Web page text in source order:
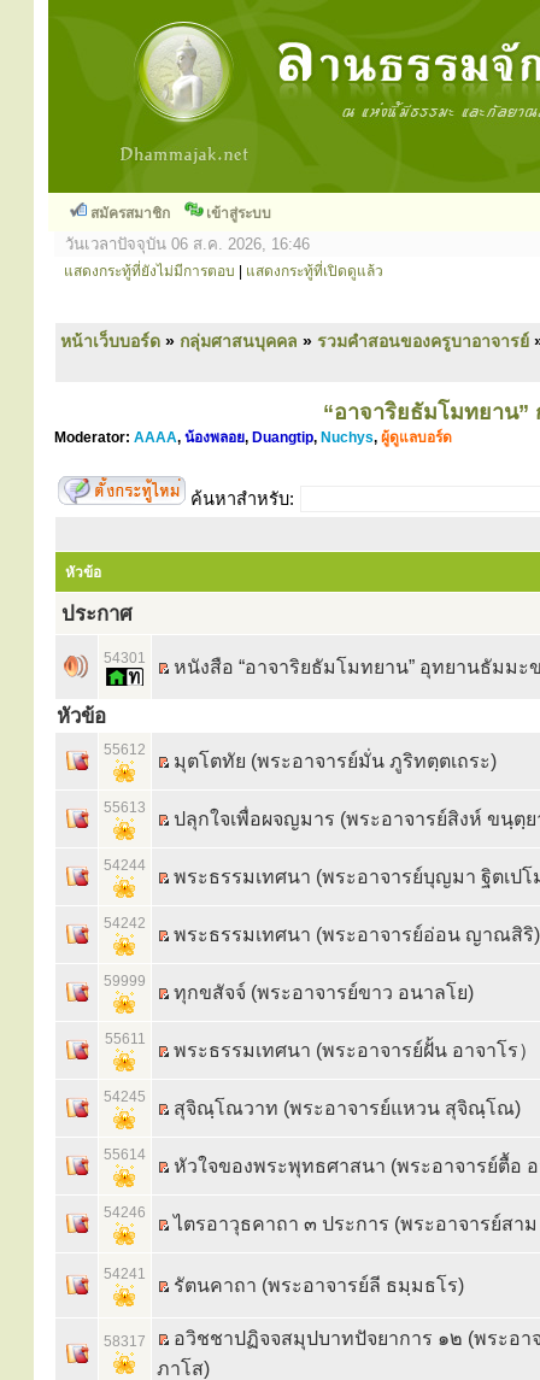
สมัครสมาชิก เข้าสู่ระบบ
วันเวลาปัจจุบัน 06 ส.ค. 2026, 16:46
แสดงกระทู้ที่ยังไม่มีการตอบ แสดงกระทู้ที่เปิดดูแล้ว
หน้าเว็บบอร์ด » กลุ่มศาสนบุคคล » รวมคำสอนของครูบาอาจารย์
“อาจาริยธัมโมทยาน
Moderator: AAAA, น้องพลอย, Duangtip, Nuchys, ผู้ดูแลบอร์ด
ค้นหาสำหรับ:
หัวข้อ
ประกาศ
54301 หนังสือ “อาจาริยธัมโมทยาน” อุทยานธัมมะ
หัวข้อ
55612
มุตโตทัย (พระอาจารย์มั่น ภูริทตฺตเถระ)
55613
ปลุกใจเพื่อผจญมาร (พระอาจารย์สิงห์ ขนฺตฺ
54244
พระธรรมเทศนา (พระอาจารย์บุญมา ฐิตเปโ
54242
พระธรรมเทศนา (พระอาจารย์อ่อน ญาณสิริ)
59999
ทุกขสัจจ์ (พระอาจารย์ขาว อนาลโย)
55611
พระธรรมเทศนา (พระอาจารย์ฝั้น อาจาโร）
54245
สุจิณฺโณวาท (พระอาจารย์แหวน สุจิณฺโณ)
55614
หัวใจของพระพุทธศาสนา (พระอาจารย์ตื้อ
54246
ไตรอาวุธคาถา ๓ ประการ (พระอาจารย์สา
54241
รัตนคาถา (พระอาจารย์ลี ธมฺมธโร)
58317
อวิชชาปฏิจจสมุปบาทปัจยาการ ๑๒ (พระอา
ภาโส)